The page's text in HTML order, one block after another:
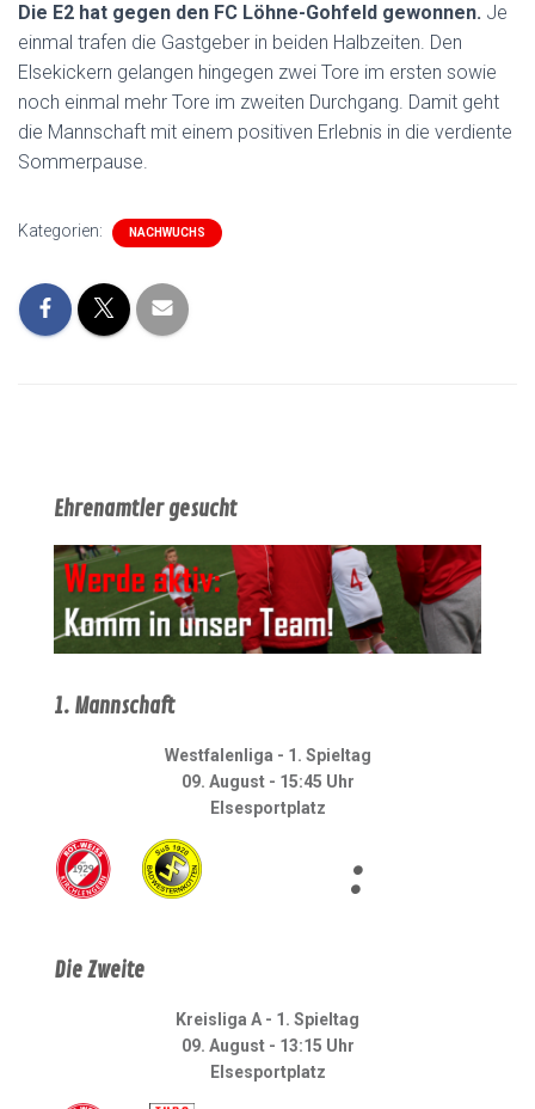
Die E2 hat gegen den FC Löhne-Gohfeld gewonnen. Je
einmal trafen die Gastgeber in beiden Halbzeiten. Den
Elsekickern gelangen hingegen zwei Tore im ersten sowie
noch einmal mehr Tore im zweiten Durchgang. Damit geht
die Mannschaft mit einem positiven Erlebnis in die verdiente
Sommerpause.
Kategorien: NACHWUCHS
Ehrenamtler gesucht
1. Mannschaft
Westfalenliga - 1. Spieltag
09. August - 15:45 Uhr
Elsesportplatz
:
Die Zweite
Kreisliga A - 1. Spieltag
09. August - 13:15 Uhr
Elsesportplatz